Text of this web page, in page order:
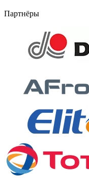
Партнёры